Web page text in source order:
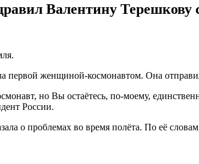
Валентину Терешкову
первой женщиной-космонавтом. Она
но Вы остаётесь, по-моему,
России.
о проблемах во время полёта. По её